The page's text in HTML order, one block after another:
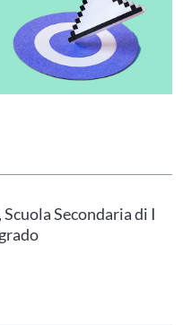
aggiorna le tue scuole in
Secondaria di I